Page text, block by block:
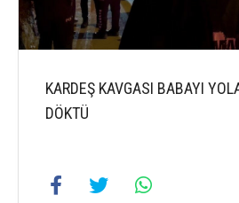
KARDEŞ KAVGASI BABAYI
DÖKTÜ